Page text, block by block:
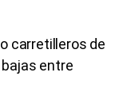
carretilleros de
entre